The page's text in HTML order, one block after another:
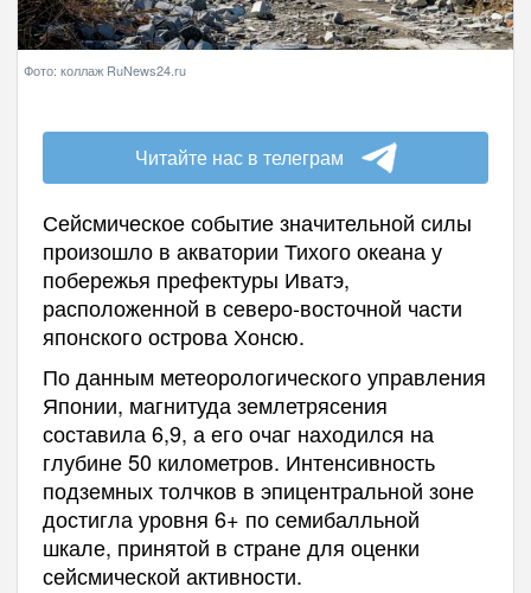
Фото: коллаж RuNews24.ru
Читайте нас в телеграм
Сейсмическое событие значительной силы
произошло в акватории Тихого океана у
побережья префектуры Иватэ,
расположенной в северо-восточной части
японского острова Хонсю.
По данным метеорологического управления
Японии, магнитуда землетрясения
составила 6,9, а его очаг находился на
глубине 50 километров. Интенсивность
подземных толчков в эпицентральной зоне
достигла уровня 6+ по семибалльной
шкале, принятой в стране для оценки
сейсмической активности.